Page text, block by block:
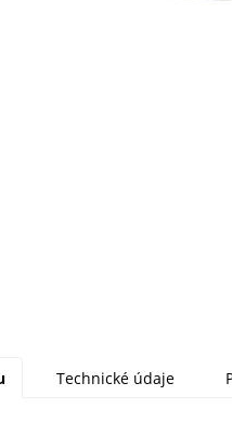
Technické údaje